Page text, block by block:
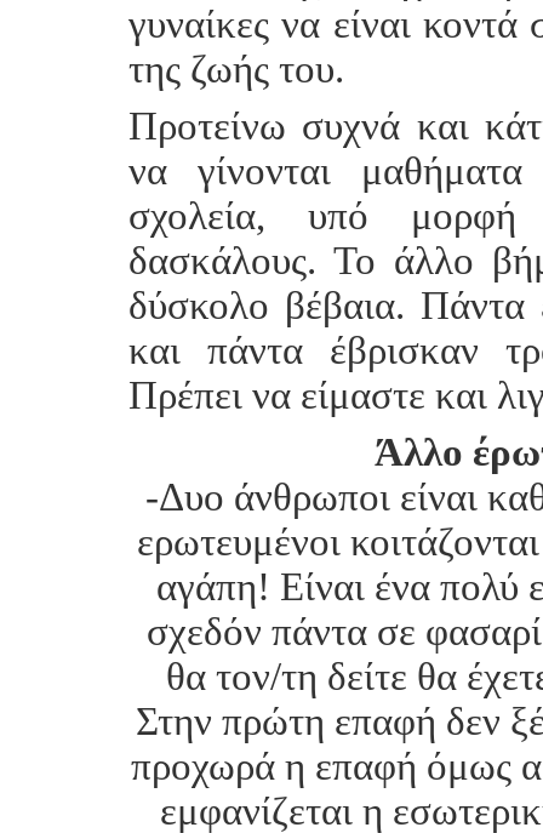
γυναίκες να είναι
της ζωής του.
Προτείνω συχνά και
να γίνονται
σχολεία, υπό μορφή
δασκάλους. Το άλλο
δύσκολο βέβαια. Πάντα
και πάντα έβρισκαν
Πρέπει να είμαστε και
Άλλο
-Δυο άνθρωποι είναι
ερωτευμένοι
αγάπη! Είναι ένα πολύ
σχεδόν πάντα σε
θα τον/τη δείτε θα
Στην πρώτη επαφή δεν
προχωρά η επαφή όμως
εμφανίζεται η